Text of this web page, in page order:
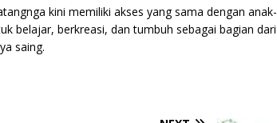
kini memiliki akses yang sama dengan anak-
belajar, berkreasi, dan tumbuh sebagai bagian dari
saing.